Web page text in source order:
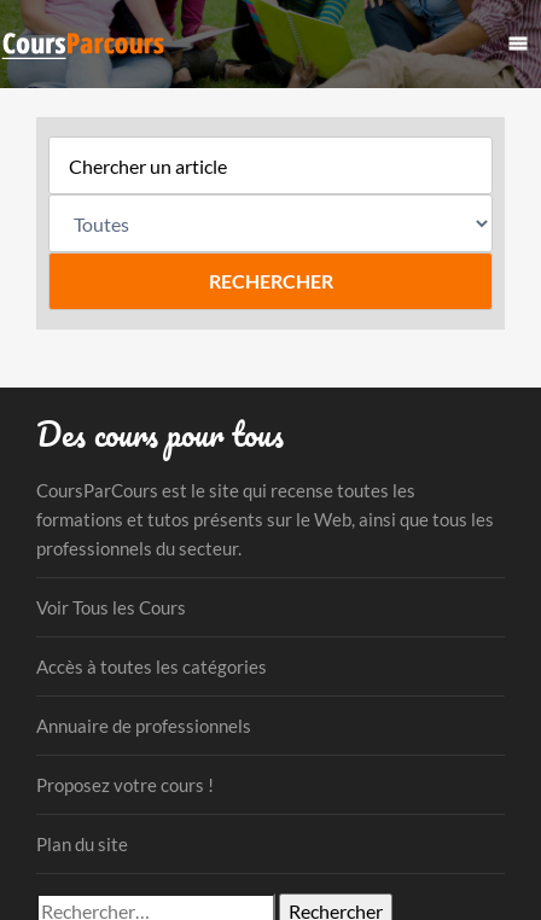
Des cours pour tous
CoursParCours est le site qui recense toutes les
formations et tutos présents sur le Web, ainsi que tous les
professionnels du secteur.
Voir Tous les Cours
Accès à toutes les catégories
Annuaire de professionnels
Proposez votre cours !
Plan du site
Rechercher :